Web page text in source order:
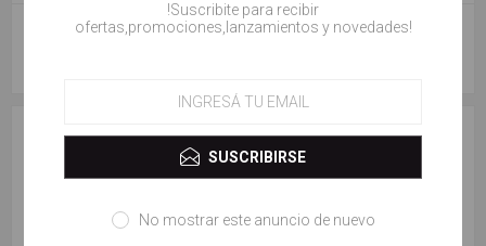
FIDELITE MÁSCARA KERATINA
FIDELITE CREMA EXTRA ÁCIDA
!Suscribite para recibir
ofertas,promociones,lanzamientos y novedades!
SUSCRIBIRSE
No mostrar este anuncio de nuevo